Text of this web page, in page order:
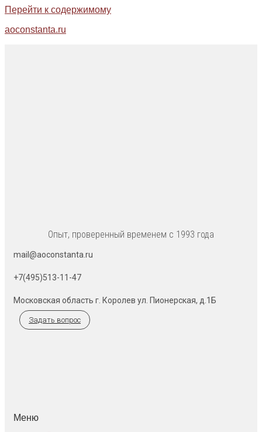
Перейти к содержимому
aoconstanta.ru
Опыт, проверенный временем с 1993 года
mail@aoconstanta.ru
+7(495)513-11-47
Московская область г. Королев ул. Пионерская, д.1Б
Задать вопрос
Меню